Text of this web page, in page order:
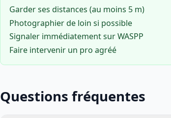
Garder ses distances (au moins 5 m)
Photographier de loin si possible
Signaler immédiatement sur WASPP
Faire intervenir un pro agréé
Questions fréquentes